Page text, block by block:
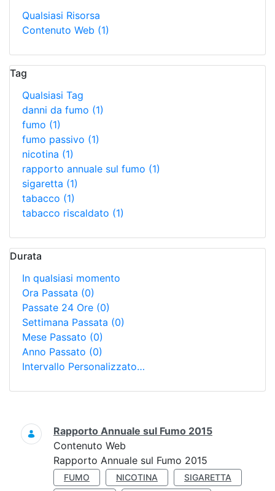
Qualsiasi Risorsa
Contenuto Web (1)
Tag
Qualsiasi Tag
danni da fumo (1)
fumo (1)
fumo passivo (1)
nicotina (1)
rapporto annuale sul fumo (1)
sigaretta (1)
tabacco (1)
tabacco riscaldato (1)
Durata
In qualsiasi momento
Ora Passata (0)
Passate 24 Ore (0)
Settimana Passata (0)
Mese Passato (0)
Anno Passato (0)
Intervallo Personalizzato…
Ricerca
Rapporto Annuale sul Fumo 2015
Contenuto Web
Rapporto Annuale sul Fumo 2015
FUMO NICOTINA
SIGARETTA